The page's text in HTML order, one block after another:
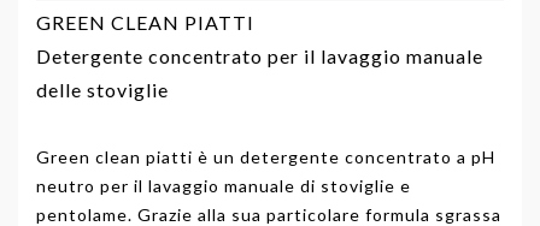
GREEN CLEAN PIATTI
Detergente concentrato per il lavaggio manuale
delle stoviglie
Green clean piatti è un detergente concentrato a pH
neutro per il lavaggio manuale di stoviglie e
pentolame. Grazie alla sua particolare formula sgrassa